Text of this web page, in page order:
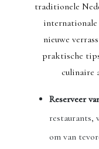
traditionele
nieuwe
praktische
culinaire
Reserveer
restaurants,
om van